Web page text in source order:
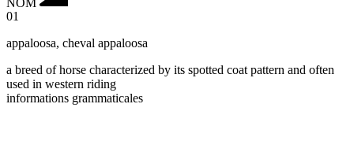
01
appaloosa, cheval appaloosa
a breed of horse characterized by its spotted coat pattern and often
used in western riding
informations grammaticales